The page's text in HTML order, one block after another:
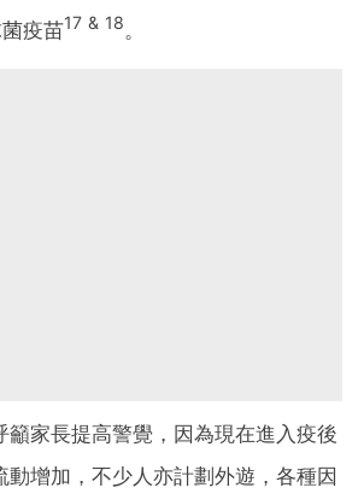
疫苗17 & 18。
籲家長提高警覺，因為現在進入疫後
動增加，不少人亦計劃外遊，各種因